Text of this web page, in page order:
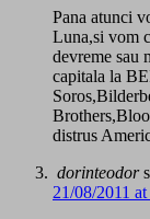
Pana atunci
Luna,si vom
devreme
capitala la
distrus
dorinteodor
21/08/2011